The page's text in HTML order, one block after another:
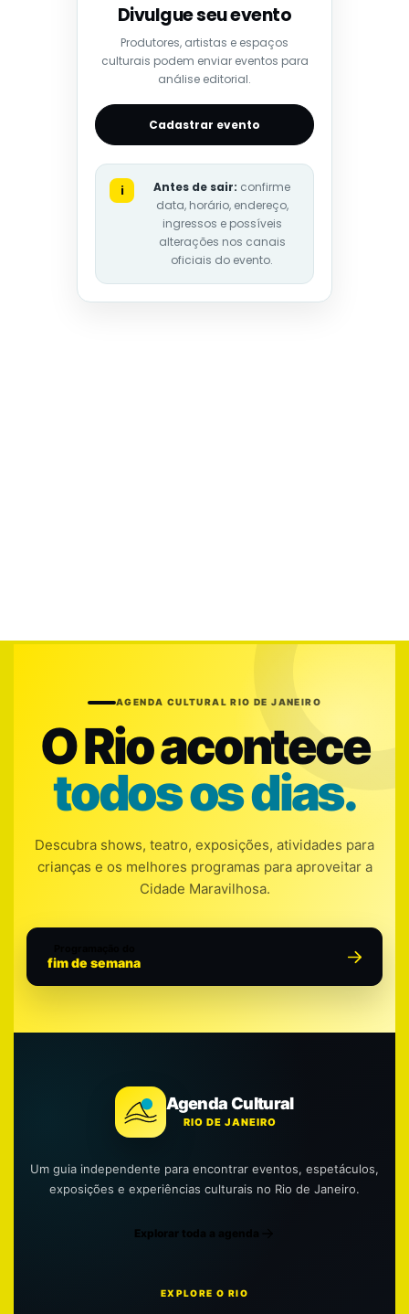
Divulgue seu evento
Produtores, artistas e espaços
culturais podem enviar eventos para
análise editorial.
Cadastrar evento
i Antes de sair: confirme
data, horário, endereço,
ingressos e possíveis
alterações nos canais
oficiais do evento.
AGENDA CULTURAL RIO DE JANEIRO
O Rio acontece
todos os dias.
Descubra shows, teatro, exposições, atividades para
crianças e os melhores programas para aproveitar a
Cidade Maravilhosa.
fim de semana
Agenda Cultural
RIO DE JANEIRO
Um guia independente para encontrar eventos, espetáculos,
exposições e experiências culturais no Rio de Janeiro.
Explorar toda a agenda
EXPLORE O RIO